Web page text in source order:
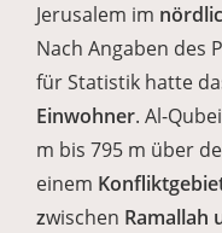
Jerusalem im
Nach Angaben des
für Statistik hatte
Einwohner. Al-
m bis 795 m über
einem
zwischen Ramallah